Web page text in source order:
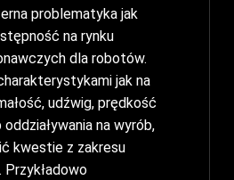
problematyka jak
na rynku
dla robotów.
jak na
udźwig, prędkość
oddziaływania na wyrób,
kwestie z zakresu